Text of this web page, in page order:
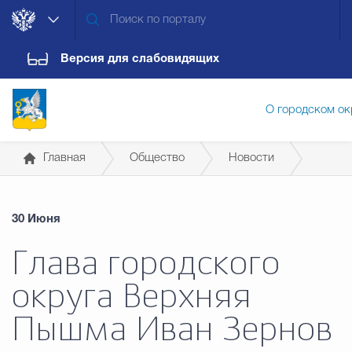
Версия для слабовидящих
О городском
Новости Обращения граждан
Главная Общество Новости
30 Июня
Глава городского
округа Верхняя
Пышма Иван Зернов